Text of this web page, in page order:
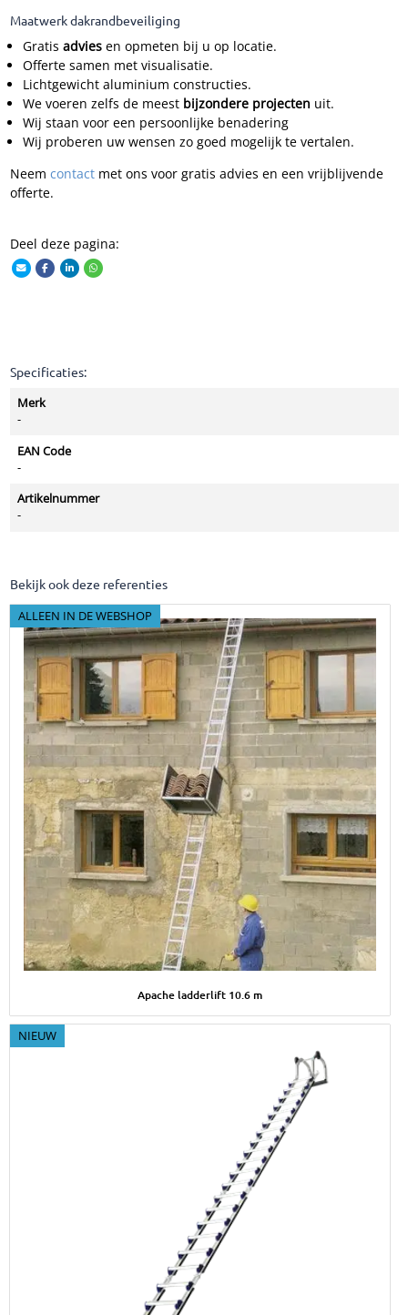
Maatwerk dakrandbeveiliging
Gratis adviesen opmeten bij u op locatie.
Offerte samen met visualisatie.
Lichtgewicht aluminium constructies.
We voeren zelfs de meest bijzondere projecten uit.
Wij staan voor een persoonlijke benadering
Wij proberen uw wensen zo goed mogelijk te vertalen.
Neem contactmet ons voor gratis advies en een vrijblijvende
offerte.
Deel deze pagina:
Specificaties:
Merk
-
EAN Code
-
Artikelnummer
-
Bekijk ook deze referenties
ALLEEN IN DE WEBSHOP
Apache ladderlift 10.6 m
NIEUW